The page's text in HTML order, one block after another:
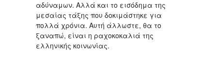
αδύναμων. Αλλά και το εισόδημα της
μεσαίας τάξης που δοκιμάστηκε για
πολλά χρόνια. Αυτή άλλωστε, θα το
ξαναπώ, είναι η ραχοκοκαλιά της
ελληνικής κοινωνίας.